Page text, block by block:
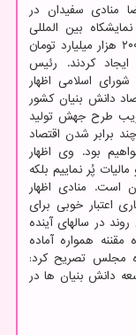
منادی سفیدان در
بین المللی
اظهار داشت: در سال ۹۹ شرکتهای دانش بنیان ۲۰۰ هزار میلیارد تومان
۳۰۰ هزار شغل ایجاد کردند. رئیس
اسلامی اظهار
اقتصاد دانش بنیان کشور
طرح جهش تولید
برابر شدن اقتصاد
بود. وی اظهار
پُر نماییم بلکه
است. منادی اظهار
اعتبار خوبی برای
در سالهای آینده
همواره آماده
مجلس تصریح کرد:
دانش بنیان ها در